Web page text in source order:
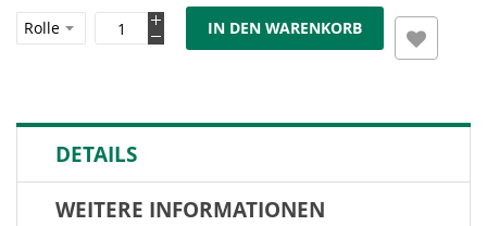
IN DEN WARENKORB
DETAILS
WEITERE INFORMATIONEN